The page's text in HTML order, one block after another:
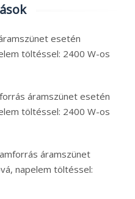
esetén
töltéssel: 2400 W-os
áramszünet esetén
töltéssel: 2400 W-os
áramszünet
napelem töltéssel: